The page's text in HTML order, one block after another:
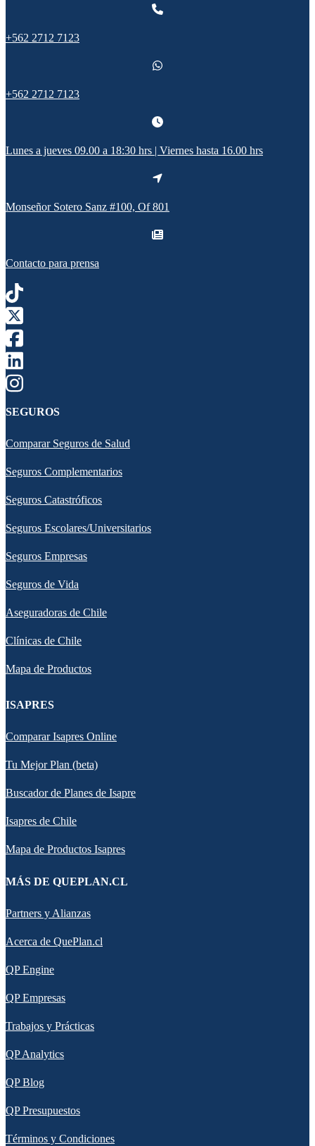
+562 2712 7123
+562 2712 7123
Lunes a jueves 09.00 a 18:30 hrs | Viernes hasta 16.00 hrs
Monseñor Sotero Sanz #100, Of 801
Contacto para prensa
SEGUROS
Comparar Seguros de Salud
Seguros Complementarios
Seguros Catastróficos
Seguros Escolares/Universitarios
Seguros Empresas
Seguros de Vida
Aseguradoras de Chile
Clínicas de Chile
Mapa de Productos
ISAPRES
Comparar Isapres Online
Tu Mejor Plan (beta)
Buscador de Planes de Isapre
Isapres de Chile
Mapa de Productos Isapres
MÁS DE QUEPLAN.CL
Partners y Alianzas
Acerca de QuePlan.cl
QP Engine
QP Empresas
Trabajos y Prácticas
QP Analytics
QP Blog
QP Presupuestos
Términos y Condiciones